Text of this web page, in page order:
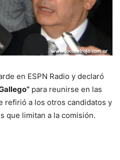
en ESPN Radio y declaró
para reunirse en las
refirió a los otros candidatos y
que limitan a la comisión.